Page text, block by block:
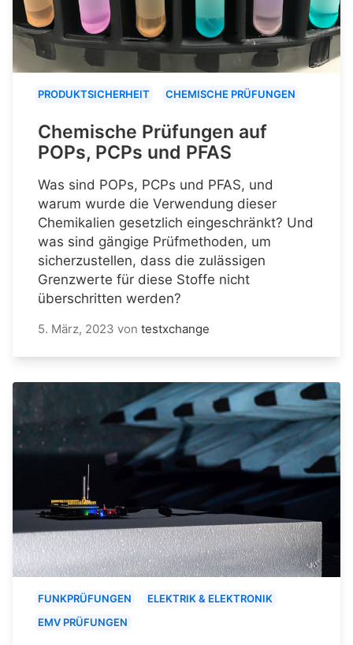
PRODUKTSICHERHEIT CHEMISCHE PRÜFUNGEN
Chemische Prüfungen auf
POPs, PCPs und PFAS
Was sind POPs, PCPs und PFAS, und
warum wurde die Verwendung dieser
Chemikalien gesetzlich eingeschränkt? Und
was sind gängige Prüfmethoden, um
sicherzustellen, dass die zulässigen
Grenzwerte für diese Stoffe nicht
überschritten werden?
5. März, 2023 von testxchange
FUNKPRÜFUNGEN
ELEKTRIK & ELEKTRONIK
EMV PRÜFUNGEN